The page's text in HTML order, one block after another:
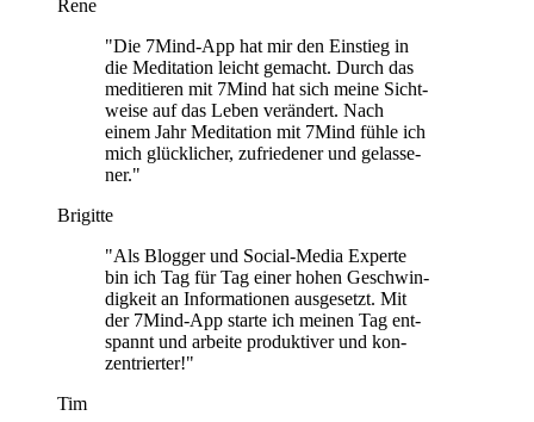
Rene
"Die 7Mind-App hat mir den Ein­stieg in
die Medi­ta­tion leicht gemacht. Durch das
medi­tie­ren mit 7Mind hat sich meine Sicht­
weise auf das Leben ver­än­dert. Nach
einem Jahr Medi­ta­tion mit 7Mind fühle ich
mich glück­li­cher, zufrie­de­ner und gelas­se­
ner."
Brigitte
"Als Blog­ger und Social-Media Experte
bin ich Tag für Tag einer hohen Geschwin­
dig­keit an Infor­ma­tio­nen aus­ge­setzt. Mit
der 7Mind-App starte ich meinen Tag ent­
spannt und arbeite pro­duk­ti­ver und kon­
zen­trier­ter!"
Tim